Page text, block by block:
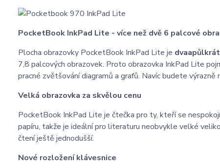
PocketBook InkPad Lite - více než dvě 6 palcové
Plocha obrazovky PocketBook InkPad Lite je
7,8 palcových obrazovek. Proto obrazovka InkPad Lite
pracné zvětšování diagramů a grafů. Navíc budete výrazně
Velká obrazovka za skvělou cenu
PocketBook InkPad Lite je čtečka pro ty, kteří se
papíru, takže je ideální pro literaturu neobvykle velké
čtení ještě jednodušší.
Nové rozložení klávesnice